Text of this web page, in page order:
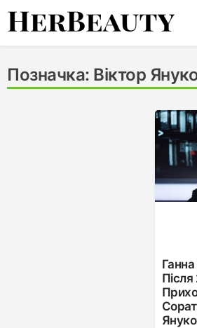
Skip
Позначка: Віктор